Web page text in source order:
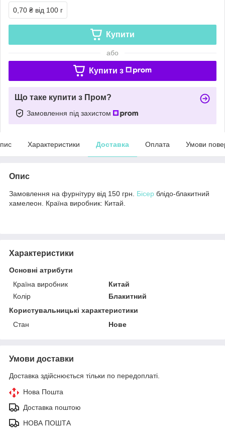
0,70 ₴ від 100 г
Купити
або
Купити з
Що таке купити з Пром?
Замовлення під захистом
Характеристики Доставка Оплата Умови
Опис
Замовлення на фурнітуру від 150 грн. Бісер блідо-блакитний
хамелеон. Країна виробник: Китай.
Характеристики
Основні атрибути
Країна виробник
Китай
Колір
Блакитний
Користувальницькі характеристики
Стан
Нове
Умови доставки
Доставка здійснюється тільки по передоплаті.
Нова Пошта
Доставка поштою
НОВА ПОШТА